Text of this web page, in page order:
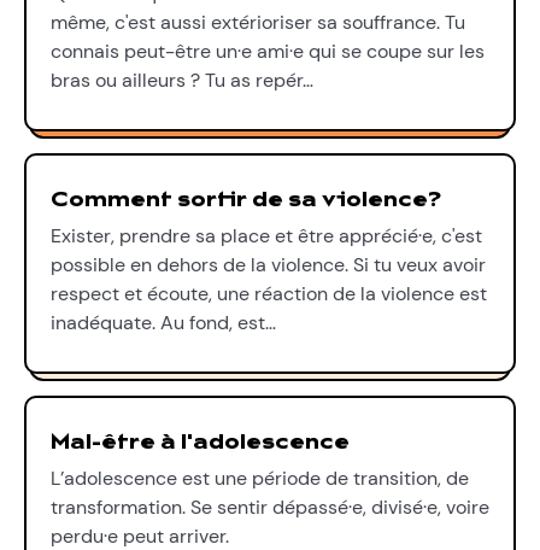
même, c'est aussi extérioriser sa souffrance. Tu
connais peut-être un·e ami·e qui se coupe sur les
bras ou ailleurs ? Tu as repér…
Comment sortir de sa violence?
Exister, prendre sa place et être apprécié·e, c'est
possible en dehors de la violence. Si tu veux avoir
respect et écoute, une réaction de la violence est
inadéquate. Au fond, est…
Mal-être à l'adolescence
L’adolescence est une période de transition, de
transformation. Se sentir dépassé·e, divisé·e, voire
perdu·e peut arriver.